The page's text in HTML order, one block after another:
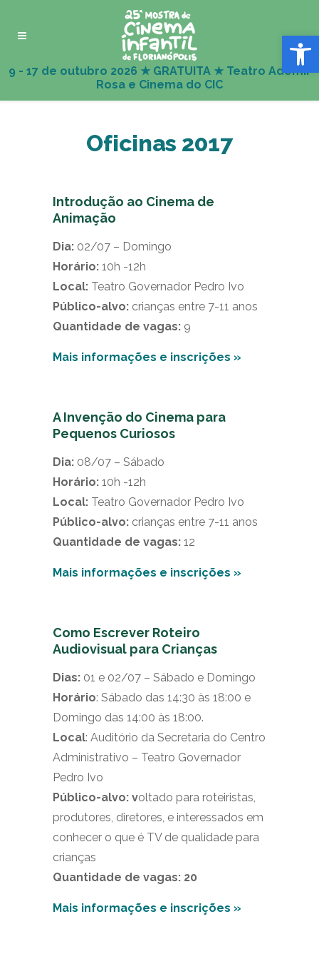
Abrir
Oficinas 2017
Introdução ao Cinema de
Animação
Dia: 02/07 – Domingo
Horário: 10h -12h
Local: Teatro Governador Pedro Ivo
Público-alvo: crianças entre 7-11 anos
Quantidade de vagas: 9
Mais informações e inscrições »
A Invenção do Cinema para
Pequenos Curiosos
Dia: 08/07 – Sábado
Horário: 10h -12h
Local: Teatro Governador Pedro Ivo
Público-alvo: crianças entre 7-11 anos
Quantidade de vagas: 12
Mais informações e inscrições »
Como Escrever Roteiro
Audiovisual para Crianças
Dias: 01 e 02/07 – Sábado e Domingo
Horário: Sábado das 14:30 às 18:00 e
Domingo das 14:00 às 18:00.
Local: Auditório da Secretaria do Centro
Administrativo – Teatro Governador
Pedro Ivo
Público-alvo: voltado para roteiristas,
produtores, diretores, e interessados em
conhecer o que é TV de qualidade para
crianças
Quantidade de vagas: 20
Mais informações e inscrições »